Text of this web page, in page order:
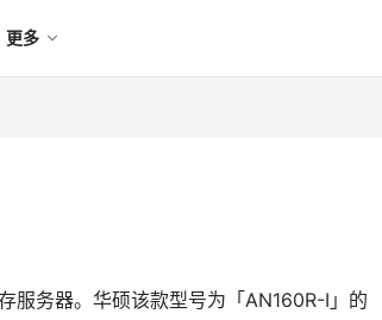
更多
务器。华硕该款型号为「AN160R-I」的